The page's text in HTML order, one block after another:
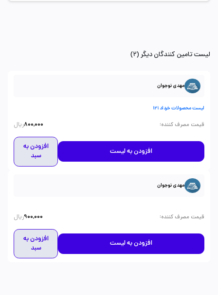
لیست تامین کنندگان دیگر (2)
مهدی نوجوان
لیست محصولات خرداد 121
قیمت مصرف کننده:
800,000ریال
افزودن به لیست
افزودن به
سبد
مهدی نوجوان
قیمت مصرف کننده:
900,000ریال
افزودن به لیست
افزودن به
سبد